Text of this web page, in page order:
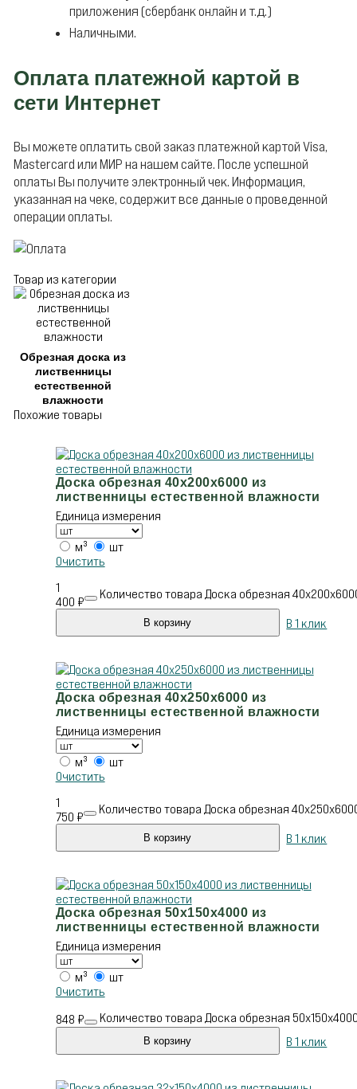
приложения (сбербанк онлайн и т.д.)
Наличными.
Оплата платежной картой в
сети Интернет
Вы можете оплатить свой заказ платежной картой Visa,
Mastercard или МИР на нашем сайте. После успешной
оплаты Вы получите электронный чек. Информация,
указанная на чеке, содержит все данные о проведенной
операции оплаты.
Товар из категории
Обрезная доска из
лиственницы
естественной
влажности
Похожие товары
Доска обрезная 40х200х6000 из
лиственницы естественной влажности
Единица измерения
м³
шт
Очистить
1
400 ₽
Количество товара Доска обрезная
В корзину В 1 клик
Доска обрезная 40х250х6000 из
лиственницы естественной влажности
Единица измерения
м³
шт
Очистить
1
750 ₽
Количество товара Доска обрезная
В корзину В 1 клик
Доска обрезная 50х150х4000 из
лиственницы естественной влажности
Единица измерения
м³
шт
Очистить
848 ₽ Количество товара Доска обрезная
В корзину В 1 клик